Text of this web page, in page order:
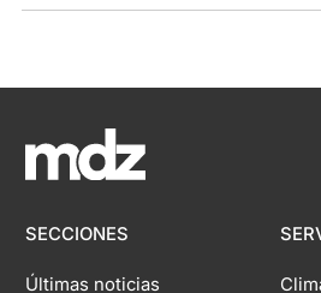
SECCIONES
Últimas noticias